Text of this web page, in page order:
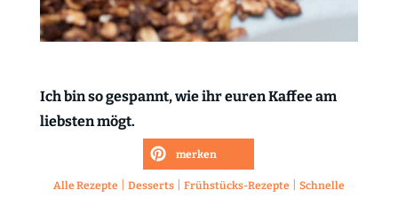
Ich bin so gespannt, wie ihr euren Kaffee am
liebsten mögt.
merken
Alle Rezepte Desserts| Frühstücks-Rezepte
Schnelle